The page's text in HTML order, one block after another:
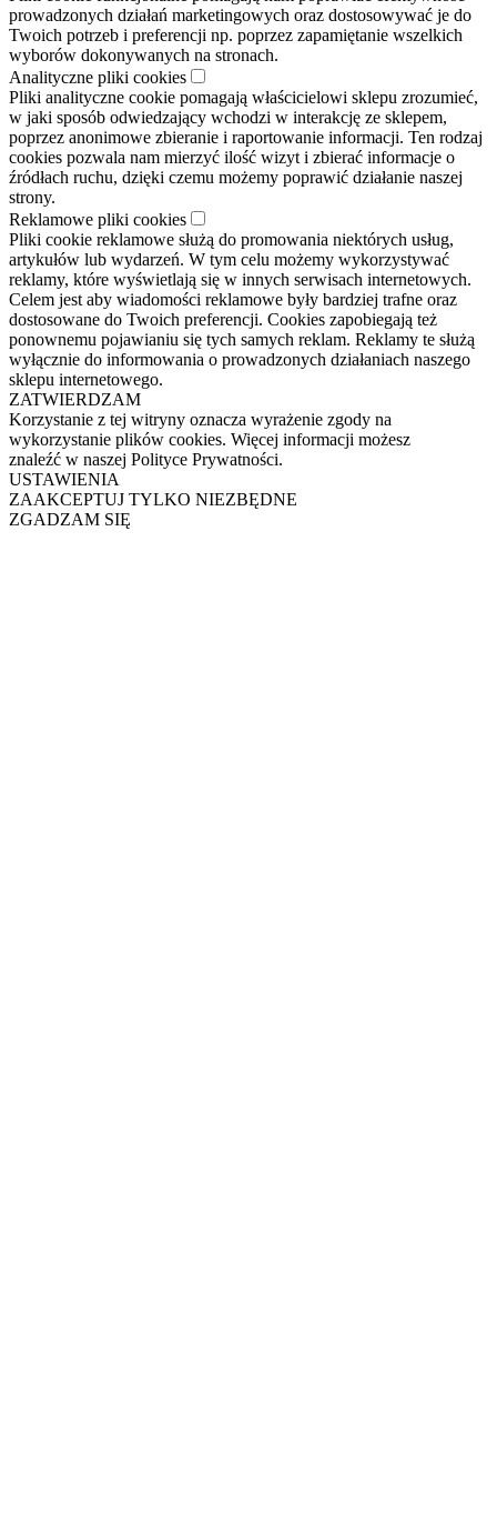
prowadzonych działań marketingowych oraz dostosowywać je do
Twoich potrzeb i preferencji np. poprzez zapamiętanie wszelkich
wyborów dokonywanych na stronach.
Analityczne pliki cookies
Pliki analityczne cookie pomagają właścicielowi sklepu zrozumieć,
w jaki sposób odwiedzający wchodzi w interakcję ze sklepem,
poprzez anonimowe zbieranie i raportowanie informacji. Ten rodzaj
cookies pozwala nam mierzyć ilość wizyt i zbierać informacje o
źródłach ruchu, dzięki czemu możemy poprawić działanie naszej
strony.
Reklamowe pliki cookies
Pliki cookie reklamowe służą do promowania niektórych usług,
artykułów lub wydarzeń. W tym celu możemy wykorzystywać
reklamy, które wyświetlają się w innych serwisach internetowych.
Celem jest aby wiadomości reklamowe były bardziej trafne oraz
dostosowane do Twoich preferencji. Cookies zapobiegają też
ponownemu pojawianiu się tych samych reklam. Reklamy te służą
wyłącznie do informowania o prowadzonych działaniach naszego
sklepu internetowego.
ZATWIERDZAM
Korzystanie z tej witryny oznacza wyrażenie zgody na
wykorzystanie plików cookies. Więcej informacji możesz
znaleźć w naszej Polityce Prywatności.
USTAWIENIA
ZAAKCEPTUJ TYLKO NIEZBĘDNE
ZGADZAM SIĘ